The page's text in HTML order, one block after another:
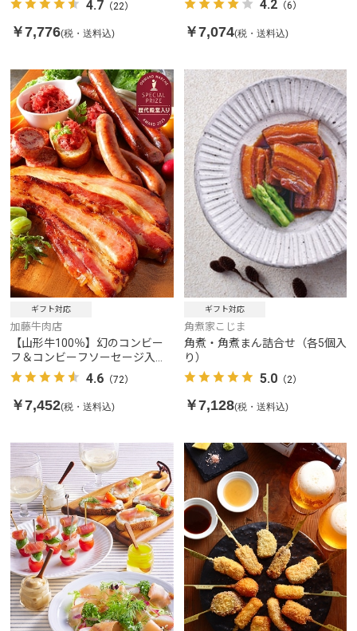
4.7 （22）
￥7,776(税・送料込)
4.2（6）
￥7,074(税・送料込)
ギフト対応
加藤牛肉店
【山形牛100％】幻のコンビー
フ＆コンビーフソーセージ入り
極上セット
4.6 （72）
￥7,452(税・送料込)
ギフト対応
角煮家こじま
角煮・角煮まん詰合せ（各5個入
り）
5.0（2）
￥7,128(税・送料込)